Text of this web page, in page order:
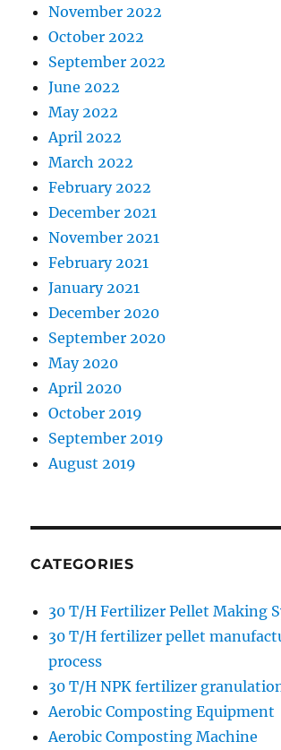
November 2022
October 2022
September 2022
June 2022
May 2022
April 2022
March 2022
February 2022
December 2021
November 2021
February 2021
January 2021
December 2020
September 2020
May 2020
April 2020
October 2019
September 2019
August 2019
CATEGORIES
30 T/H Fertilizer Pellet Making
30 T/H fertilizer pellet
process
30 T/H NPK fertilizer
Aerobic Composting Equipment
Aerobic Composting Machine